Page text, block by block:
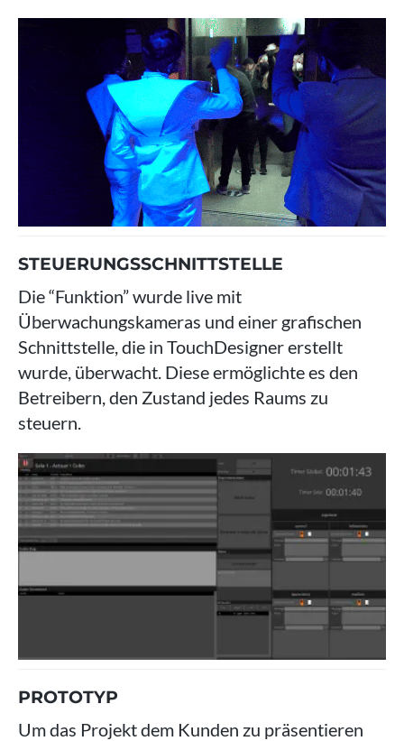
STEUERUNGSSCHNITTSTELLE
Die “Funktion” wurde live mit
Überwachungskameras und einer grafischen
Schnittstelle, die in TouchDesigner erstellt
wurde, überwacht. Diese ermöglichte es den
Betreibern, den Zustand jedes Raums zu
steuern.
PROTOTYP
Um das Projekt dem Kunden zu präsentieren